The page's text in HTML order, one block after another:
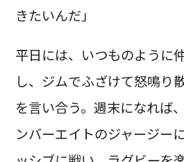
きたいんだ」
平日には、いつものように
し、ジムでふざけて怒鳴り
を言い合う。週末になれば
ンバーエイトのジャージー